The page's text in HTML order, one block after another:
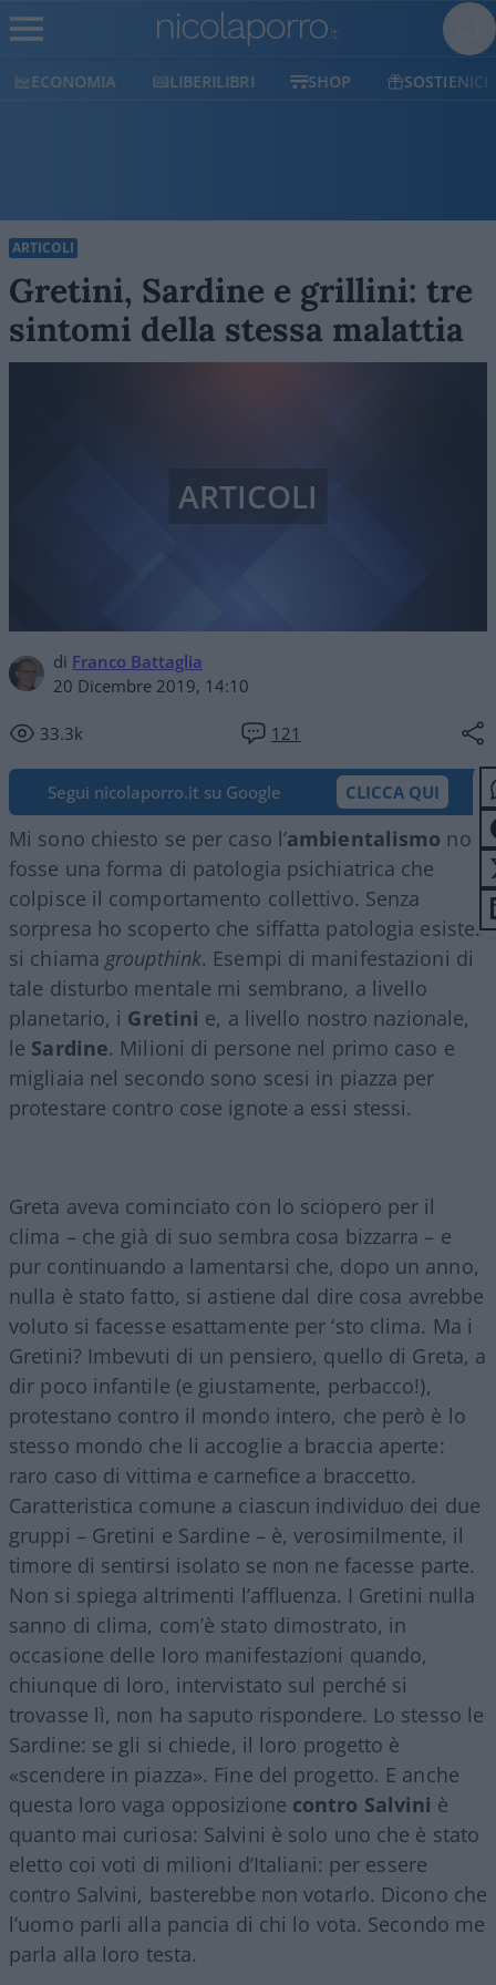
ECONOMIA LIBERILIBRI SHOP SOSTIENICI
ARTICOLI
Gretini, Sardine e grillini: tre
sintomi della stessa malattia
di Franco Battaglia
20 Dicembre 2019, 14:10
33.3k 121
ARTICOLI
Segui nicolaporro.it su Google CLICCA QUI
Mi sono chiesto se per caso l’ambientalismo non
fosse una forma di patologia psichiatrica che
colpisce il comportamento collettivo. Senza
sorpresa ho scoperto che siffatta patologia esiste:
si chiama groupthink. Esempi di manifestazioni di
tale disturbo mentale mi sembrano, a livello
planetario, i Gretini e, a livello nostro nazionale,
le Sardine. Milioni di persone nel primo caso e
migliaia nel secondo sono scesi in piazza per
protestare contro cose ignote a essi stessi.
Greta aveva cominciato con lo sciopero per il
clima – che già di suo sembra cosa bizzarra – e
pur continuando a lamentarsi che, dopo un anno,
nulla è stato fatto, si astiene dal dire cosa avrebbe
voluto si facesse esattamente per ‘sto clima. Ma i
Gretini? Imbevuti di un pensiero, quello di Greta, a
dir poco infantile (e giustamente, perbacco!),
protestano contro il mondo intero, che però è lo
stesso mondo che li accoglie a braccia aperte:
raro caso di vittima e carnefice a braccetto.
Caratteristica comune a ciascun individuo dei due
gruppi – Gretini e Sardine – è, verosimilmente, il
timore di sentirsi isolato se non ne facesse parte.
Non si spiega altrimenti l’affluenza. I Gretini nulla
sanno di clima, com’è stato dimostrato, in
occasione delle loro manifestazioni quando,
chiunque di loro, intervistato sul perché si
trovasse lì, non ha saputo rispondere. Lo stesso le
Sardine: se gli si chiede, il loro progetto è
«scendere in piazza». Fine del progetto. E anche
questa loro vaga opposizione contro Salvini è
quanto mai curiosa: Salvini è solo uno che è stato
eletto coi voti di milioni d’Italiani: per essere
contro Salvini, basterebbe non votarlo. Dicono che
l’uomo parli alla pancia di chi lo vota. Secondo me
parla alla loro testa.